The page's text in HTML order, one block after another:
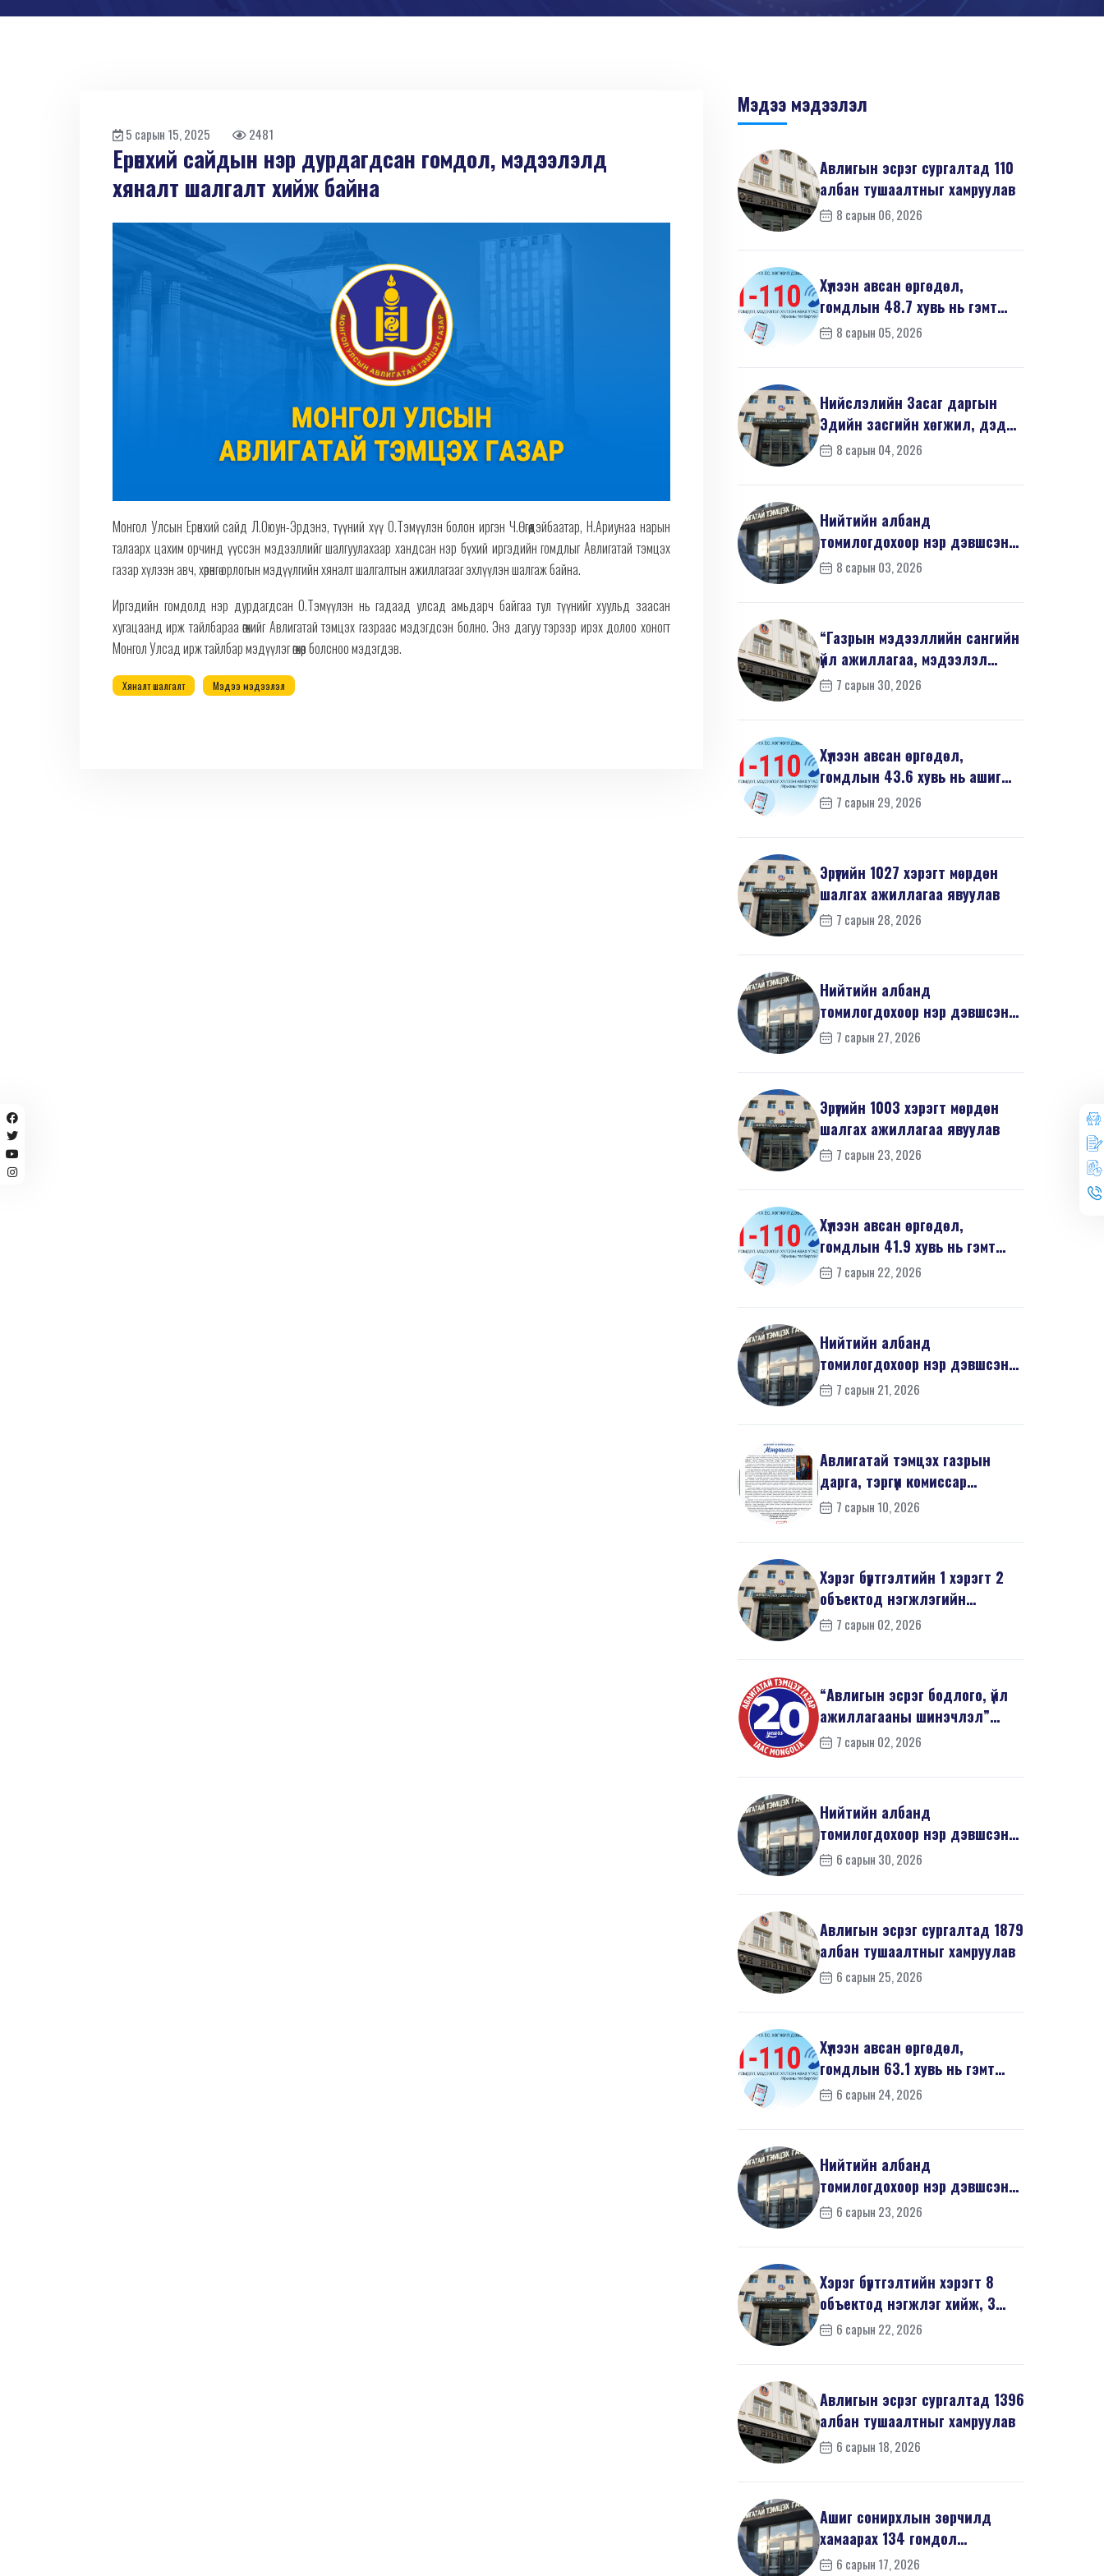
5 сарын 15, 2025 2481
Ерөнхий сайдын нэр дурдагдсан гомдол, мэдээлэлд
хяналт шалгалт хийж байна
Монгол Улсын Ерөнхий сайд Л.Оюун-Эрдэнэ, түүний хүү О.Тэмүүлэн болон иргэн Ч.Өгөөдэйбаатар, Н.Ариунаа нарын
талаарх цахим орчинд үүссэн мэдээллийг шалгуулахаар хандсан нэр бүхий иргэдийн гомдлыг Авлигатай тэмцэх
газар хүлээн авч, хөрөнгө орлогын мэдүүлгийн хяналт шалгалтын ажиллагааг эхлүүлэн шалгаж байна.
Иргэдийн гомдолд нэр дурдагдсан О.Тэмүүлэн нь гадаад улсад амьдарч байгаа тул түүнийг хуульд заасан
хугацаанд ирж тайлбараа өгөхийг Авлигатай тэмцэх газраас мэдэгдсэн болно. Энэ дагуу тэрээр ирэх долоо хоногт
Монгол Улсад ирж тайлбар мэдүүлэг өгөхөөр болсноо мэдэгдэв.
Хяналт шалгалт Мэдээ мэдээлэл
Мэдээ мэдээлэл
Авлигын эсрэг сургалтад 110
албан тушаалтныг хамруулав
8 сарын 06, 2026
Хүлээн авсан өргөдөл,
гомдлын 48.7 хувь нь гэмт
хэргийн шинжтэй байв
8 сарын 05, 2026
Нийслэлийн Засаг даргын
Эдийн засгийн хөгжил, дэд
бүтцийн асуудал хари...
8 сарын 04, 2026
Нийтийн албанд
томилогдохоор нэр дэвшсэн
405 иргэний урьдчилсан
8 сарын 03, 2026
“Газрын мэдээллийн сангийн
үйл ажиллагаа, мэдээлэл
солилцооны журам”-...
7 сарын 30, 2026
Хүлээн авсан өргөдөл,
гомдлын 43.6 хувь нь ашиг
сонирхлын зөрчилтэй х...
7 сарын 29, 2026
Эрүүгийн 1027 хэрэгт мөрдөн
шалгах ажиллагаа явуулав
7 сарын 28, 2026
Нийтийн албанд
томилогдохоор нэр дэвшсэн
405 иргэний урьдчилсан
7 сарын 27, 2026
Эрүүгийн 1003 хэрэгт мөрдөн
шалгах ажиллагаа явуулав
7 сарын 23, 2026
Хүлээн авсан өргөдөл,
гомдлын 41.9 хувь нь гэмт
хэргийн шинжтэй байв
7 сарын 22, 2026
Нийтийн албанд
томилогдохоор нэр дэвшсэн
370 иргэний урьдчилсан
7 сарын 21, 2026
Авлигатай тэмцэх газрын
дарга, тэргүүн комиссар
З.Дашдаваагийн мэндчил...
7 сарын 10, 2026
Хэрэг бүртгэлтийн 1 хэрэгт 2
объектод нэгжлэгийн
ажиллагаа явуулав
7 сарын 02, 2026
“Авлигын эсрэг бодлого, үйл
ажиллагааны шинэчлэл”
эрдэм шинжилгээний б...
7 сарын 02, 2026
Нийтийн албанд
томилогдохоор нэр дэвшсэн
668 иргэний урьдчилсан
6 сарын 30, 2026
Авлигын эсрэг сургалтад 1879
албан тушаалтныг хамруулав
6 сарын 25, 2026
Хүлээн авсан өргөдөл,
гомдлын 63.1 хувь нь гэмт
хэргийн шинжтэй байв
6 сарын 24, 2026
Нийтийн албанд
томилогдохоор нэр дэвшсэн
468 иргэний урьдчилсан
6 сарын 23, 2026
Хэрэг бүртгэлтийн хэрэгт 8
объектод нэгжлэг хийж, 3
хүнийг хойшлуулшг...
6 сарын 22, 2026
Авлигын эсрэг сургалтад 1396
албан тушаалтныг хамруулав
6 сарын 18, 2026
Ашиг сонирхлын зөрчилд
хамаарах 134 гомдол
мэдээллийг шалгав
6 сарын 17, 2026